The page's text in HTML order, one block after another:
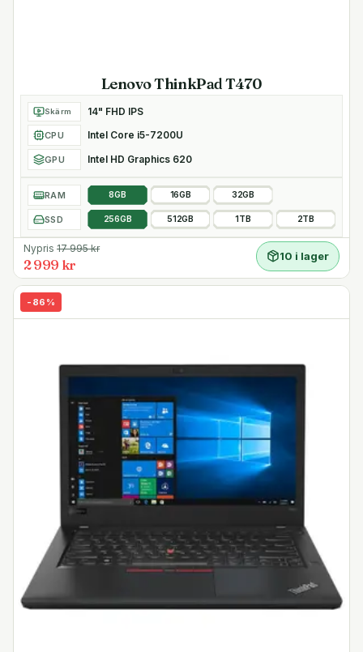
Lenovo ThinkPad T470
Skärm 14" FHD IPS
CPU Intel Core i5-7200U
GPU Intel HD Graphics 620
RAM 8GB 16GB 32GB
SSD 256GB 512GB 1TB 2TB
Nypris 17 995kr
2 999 kr
10 i lager
- 86 %